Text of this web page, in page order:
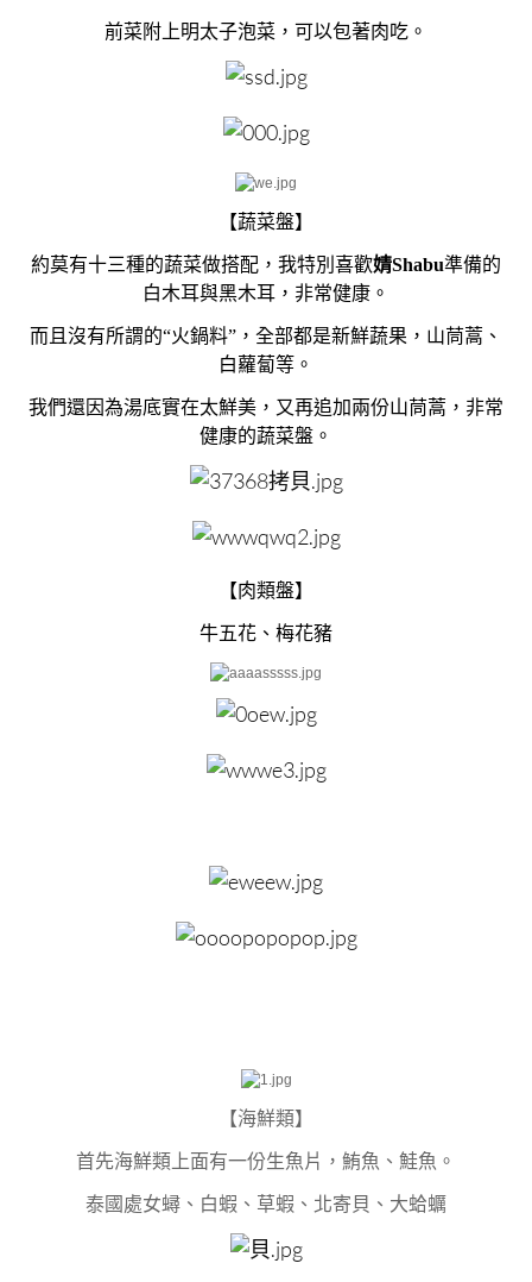
前菜附上明太子泡菜，可以包著肉吃。
【蔬菜盤】
約莫有十三種的蔬菜做搭配，我特別喜歡婧Shabu準備的
白木耳與黑木耳，非常健康。
而且沒有所謂的“火鍋料”，全部都是新鮮蔬果，山茼蒿、
白蘿蔔等。
我們還因為湯底實在太鮮美，又再追加兩份山茼蒿，非常
健康的蔬菜盤。
【肉類盤】
牛五花、梅花豬
【海鮮類】
首先海鮮類上面有一份生魚片，鮪魚、鮭魚。
泰國處女蟳、白蝦、草蝦、北寄貝、大蛤蠣